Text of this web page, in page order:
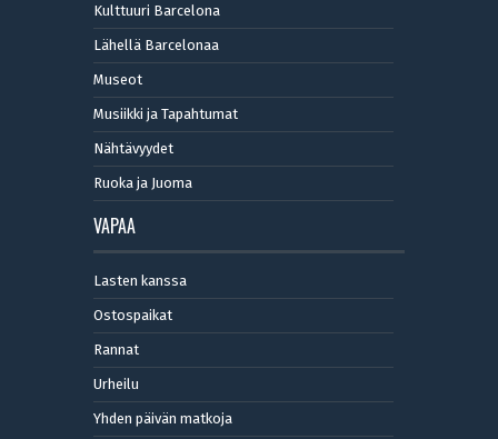
Kulttuuri Barcelona
Lähellä Barcelonaa
Museot
Musiikki ja Tapahtumat
Nähtävyydet
Ruoka ja Juoma
VAPAA
Lasten kanssa
Ostospaikat
Rannat
Urheilu
Yhden päivän matkoja